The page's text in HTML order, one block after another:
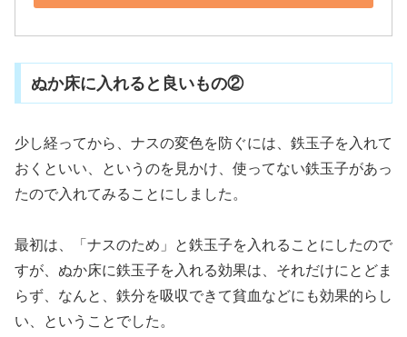
ぬか床に入れると良いもの②
少し経ってから、ナスの変色を防ぐには、鉄玉子を入れて
おくといい、というのを見かけ、使ってない鉄玉子があっ
たので入れてみることにしました。
最初は、「ナスのため」と鉄玉子を入れることにしたので
すが、ぬか床に鉄玉子を入れる効果は、それだけにとどま
らず、なんと、鉄分を吸収できて貧血などにも効果的らし
い、ということでした。